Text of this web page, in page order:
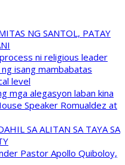
NG SANTOL, PATAY
ni religious leader
isang mambabatas
level
mga alegasyon laban kina
Speaker Romualdez at
SA ALITAN SA TAYA SA
Pastor Apollo Quiboloy,